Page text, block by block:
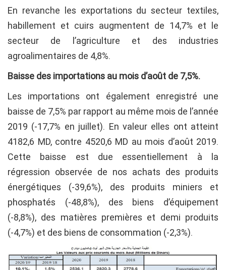
En revanche les exportations du secteur textiles,
habillement et cuirs augmentent de 14,7% et le
secteur de l’agriculture et des industries
agroalimentaires de 4,8%.
Baisse des importations au mois d’août de 7,5%.
Les importations ont également enregistré une
baisse de 7,5% par rapport au même mois de l’année
2019 (-17,7% en juillet). En valeur elles ont atteint
4182,6 MD, contre 4520,6 MD au mois d’août 2019.
Cette baisse est due essentiellement à la
régression observée de nos achats des produits
énergétiques (-39,6%), des produits miniers et
phosphatés (-48,8%), des biens d’équipement
(-8,8%), des matières premières et demi produits
(-4,7%) et des biens de consommation (-2,3%).